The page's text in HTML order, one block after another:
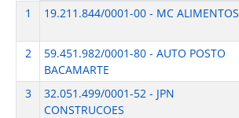
1 19.211.844/0001-00 - MC ALIMENTOS
2
59.451.982/0001-80 - AUTO POSTO
BACAMARTE
3
32.051.499/0001-52 - JPN
CONSTRUCOES